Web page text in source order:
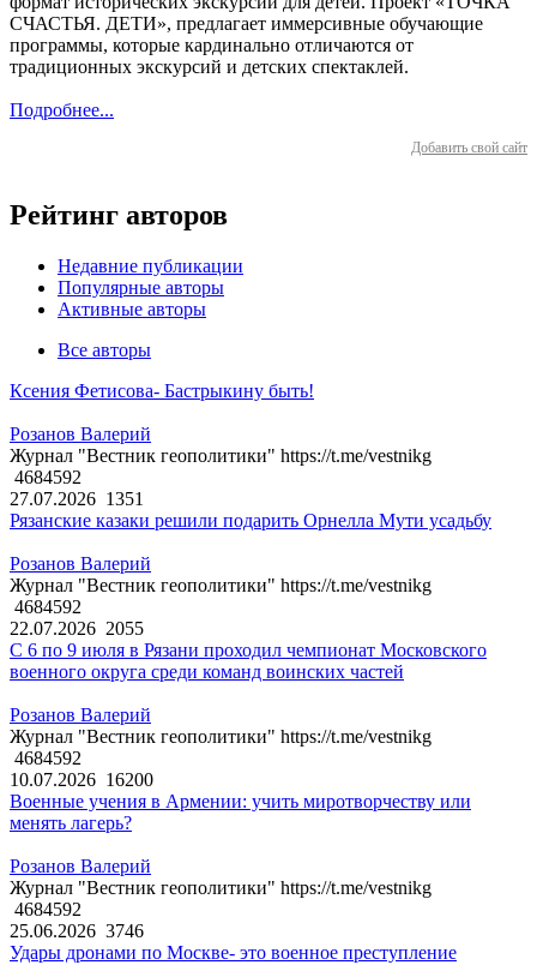
СЧАСТЬЯ. ДЕТИ», предлагает иммерсивные обучающие
программы, которые кардинально отличаются от
традиционных экскурсий и детских спектаклей.
Подробнее...
Добавить свой сайт
Рейтинг авторов
Недавние публикации
Популярные авторы
Активные авторы
Все авторы
Ксения Фетисова- Бастрыкину быть!
Розанов Валерий
Журнал "Вестник геополитики" https://t.me/vestnikg
4684592
27.07.2026 1351
Рязанские казаки решили подарить Орнелла Мути усадьбу
Розанов Валерий
Журнал "Вестник геополитики" https://t.me/vestnikg
4684592
22.07.2026 2055
С 6 по 9 июля в Рязани проходил чемпионат Московского
военного округа среди команд воинских частей
Розанов Валерий
Журнал "Вестник геополитики" https://t.me/vestnikg
4684592
10.07.2026 16200
Военные учения в Армении: учить миротворчеству или
менять лагерь?
Розанов Валерий
Журнал "Вестник геополитики" https://t.me/vestnikg
4684592
25.06.2026 3746
Удары дронами по Москве- это военное преступление